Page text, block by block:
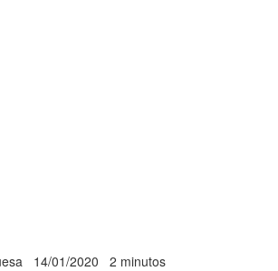
14/01/2020 2 minutos